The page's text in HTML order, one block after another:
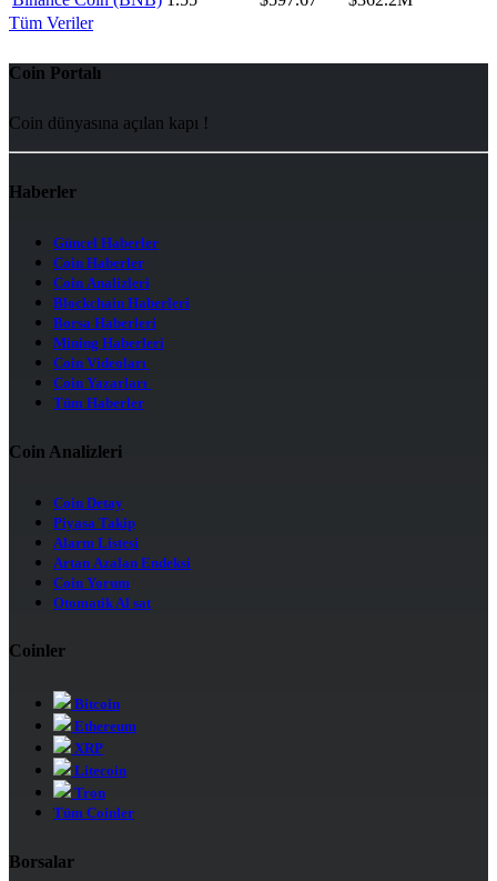
Tüm Veriler
Coin Portalı
Coin dünyasına açılan kapı !
Haberler
Güncel Haberler
Coin Haberler
Coin Analizleri
Blockchain Haberleri
Borsa Haberleri
Mining Haberleri
Coin Videoları
Coin Yazarları
Tüm Haberler
Coin Analizleri
Coin Detay
Piyasa Takip
Alarm Listesi
Artan Azalan Endeksi
Coin Yorum
Otomatik Al sat
Coinler
Bitcoin
Ethereum
XRP
Litecoin
Tron
Tüm Coinler
Borsalar